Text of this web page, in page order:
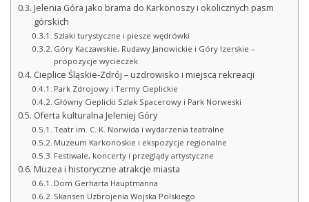
Jelenia Góra jako brama do Karkonoszy i okolicznych pasm
górskich
Szlaki turystyczne i piesze wędrówki
Góry Kaczawskie, Rudawy Janowickie i Góry Izerskie –
propozycje wycieczek
Cieplice Śląskie-Zdrój – uzdrowisko i miejsca rekreacji
Park Zdrojowy i Termy Cieplickie
Główny Cieplicki Szlak Spacerowy i Park Norweski
Oferta kulturalna Jeleniej Góry
Teatr im. C. K. Norwida i wydarzenia teatralne
Muzeum Karkonoskie i ekspozycje regionalne
Festiwale, koncerty i przeglądy artystyczne
Muzea i historyczne atrakcje miasta
Dom Gerharta Hauptmanna
Skansen Uzbrojenia Wojska Polskiego